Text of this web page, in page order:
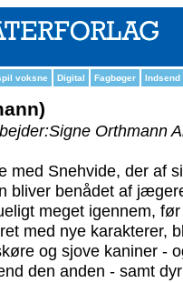
voksne Digital Fagbøger Indsend
Orthmann
med Snehvide, der af
bliver benådet af
meget igennem,
med nye karakterer,
og sjove kaniner -
den anden - samt